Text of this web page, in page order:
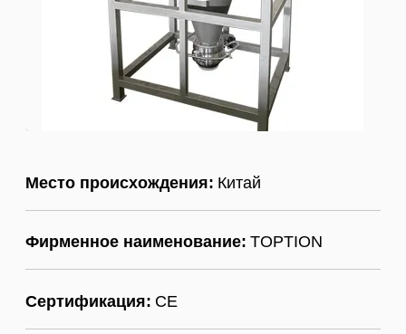
Место происхождения: Китай
Фирменное наименование: TOPTION
Сертификация: CE